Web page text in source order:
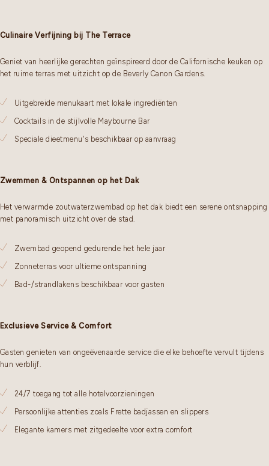
Culinaire Verfijning bij The Terrace
Geniet van heerlijke gerechten geïnspireerd door de Californische keuken op
het ruime terras met uitzicht op de Beverly Canon Gardens.
Uitgebreide menukaart met lokale ingrediënten
Cocktails in de stijlvolle Maybourne Bar
Speciale dieetmenu's beschikbaar op aanvraag
Zwemmen & Ontspannen op het Dak
Het verwarmde zoutwaterzwembad op het dak biedt een serene ontsnapping
met panoramisch uitzicht over de stad.
Zwembad geopend gedurende het hele jaar
Zonneterras voor ultieme ontspanning
Bad-/strandlakens beschikbaar voor gasten
Exclusieve Service & Comfort
Gasten genieten van ongeëvenaarde service die elke behoefte vervult tijdens
hun verblijf.
24/7 toegang tot alle hotelvoorzieningen
Persoonlijke attenties zoals Frette badjassen en slippers
Elegante kamers met zitgedeelte voor extra comfort